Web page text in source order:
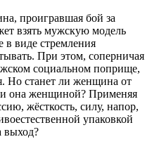
проигравшая бой за
взять мужскую модель
в виде стремления
При этом, соперничая
социальном поприще,
Но станет ли женщина от
она женщиной? Применяя
жёсткость, силу, напор,
упаковкой
выход?